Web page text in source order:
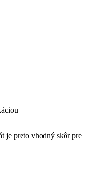
je preto vhodný skôr pre